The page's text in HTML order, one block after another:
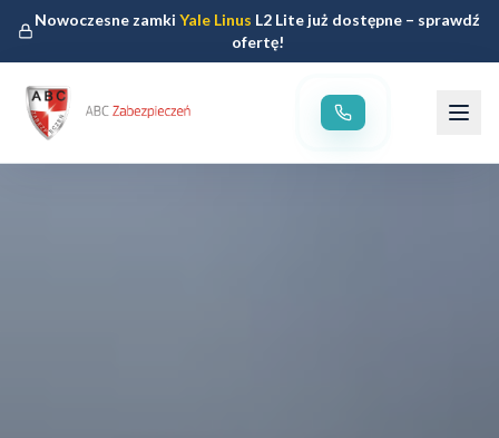
Nowoczesne zamkiYale Linus L2 Lite już dostępne – sprawdź
ofertę!